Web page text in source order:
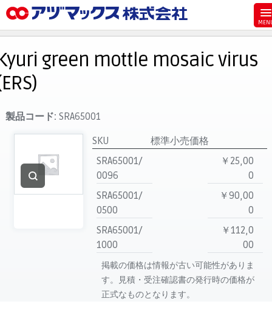
お気に入り
お買い物カゴ
ご注文
マイページ
主要取扱ブランド
代理店一覧
製品検索
green mottle mosaic virus
製品コード: SRA65001
SKU
標準小売価格
SRA65001/
0096
￥25,00
0
SRA65001/
0500
￥90,00
0
SRA65001/
1000
￥112,0
00
掲載の価格は情報が古い可能性がありま
す。見積・受注確認書の発行時の価格が
正式なものとなります。